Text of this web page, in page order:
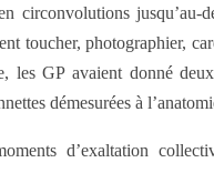
circonvolutions jusqu’au-
toucher, photographier,
les GP avaient donné
démesurées à
d’exaltation